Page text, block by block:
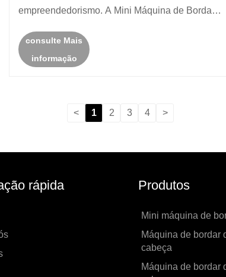
empreendedorismo. A Mini Máquina de Bordar é
eficientes para uso pessoal e comercial em
pequena escala. Quer você seja um iniciante
consulte Mais
informação
< 1 2 3 4 >
rápida Produtos
Mini máquina de
Máquina de bordar
cabeça
Máquina de bordar